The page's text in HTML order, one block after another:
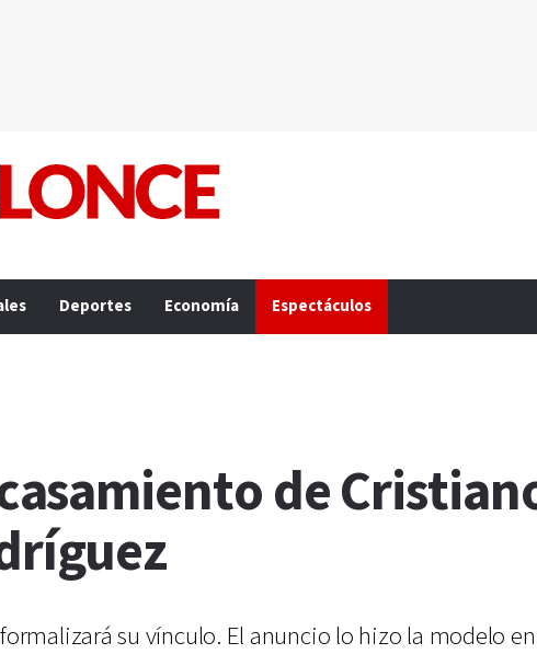
Deportes Economía Espectáculos
de
su vínculo. El anuncio lo hizo la modelo